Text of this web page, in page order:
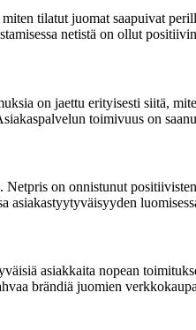
tilatut juomat saapuivat
netistä on ollut
on jaettu erityisesti siitä,
toimivuus on
on onnistunut
asiakastyytyväisyyden
asiakkaita nopean
brändiä juomien